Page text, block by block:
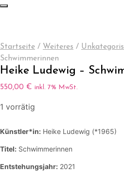
Startseite / Weiteres /
Schwimmerinnen
Heike Ludewig –
550,00 € inkl. 7% MwSt.
1 vorrätig
Künstler*in: Heike Ludewig (*1965)
Titel: Schwimmerinnen
Entstehungsjahr: 2021